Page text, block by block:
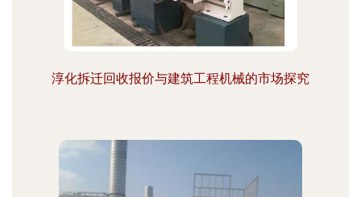
淳化拆迁回收报价与建筑工程机械的市场探究